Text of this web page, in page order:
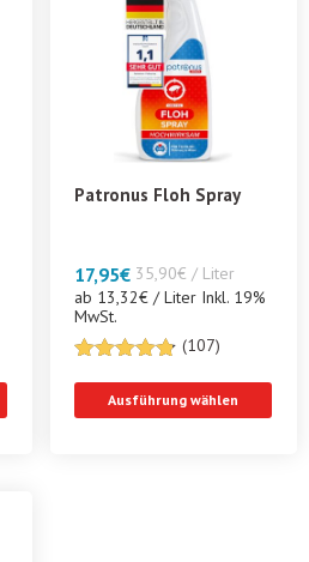
Patronus Floh Spray
17,95€ 35,90€ / Liter
ab 13,32€ / Liter Inkl. 19%
MwSt.
von 5
(107)
Ausführung wählen